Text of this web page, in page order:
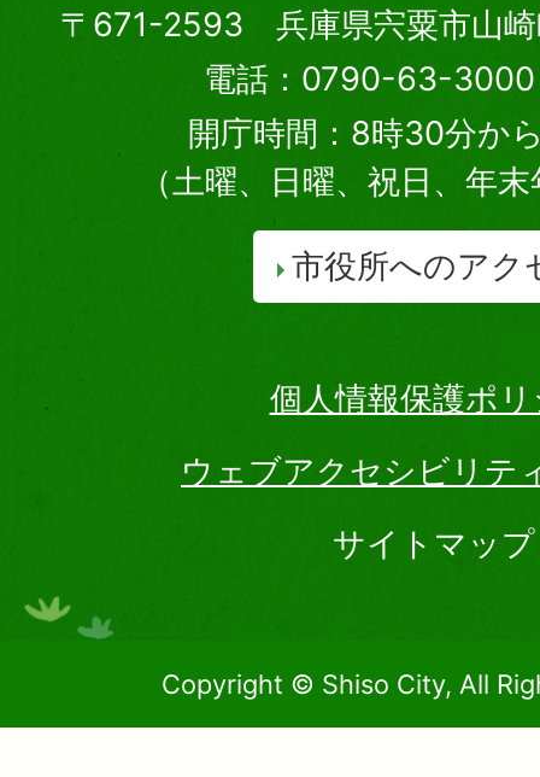
〒671-2593 兵庫県宍粟市山崎
電話：0790-63-3000
開庁時間：8時30分か
（土曜、日曜、祝日、年
市役所へのアク
個人情報保護ポ
ウェブアクセシビリテ
サイトマップ
Copyright © Shiso City, All